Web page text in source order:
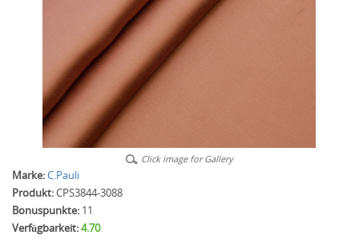
Click image for Gallery
Marke:C.Pauli
Produkt:CPS3844-3088
Bonuspunkte: 11
Verfügbarkeit:4.70